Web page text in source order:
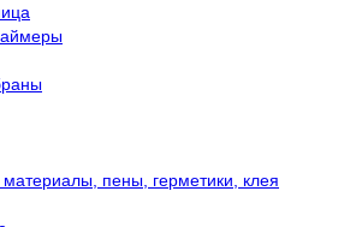
пены, герметики, клея